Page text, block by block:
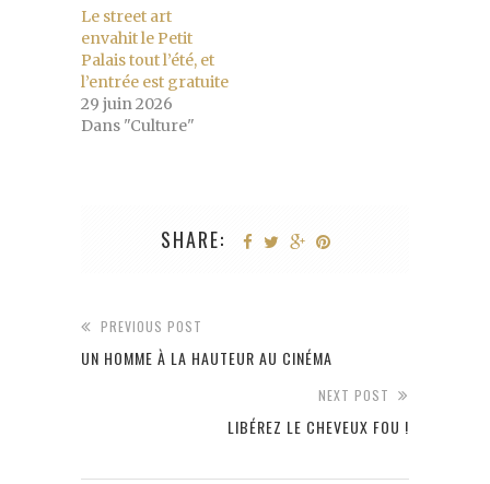
Le street art
envahit le Petit
Palais tout l’été, et
l’entrée est gratuite
29 juin 2026
Dans "Culture"
SHARE:
PREVIOUS POST
UN HOMME À LA HAUTEUR AU CINÉMA
NEXT POST
LIBÉREZ LE CHEVEUX FOU !